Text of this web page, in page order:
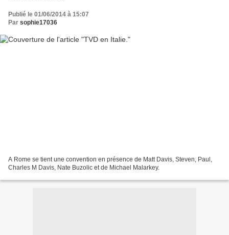
Publié le 01/06/2014 à 15:07
Par sophie17036
A Rome se tient une convention en présence de Matt Davis, Steven, Paul,
Charles M Davis, Nate Buzolic et de Michael Malarkey.